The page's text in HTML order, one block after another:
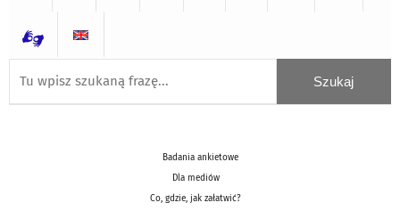
Badania ankietowe
Dla mediów
Co, gdzie, jak załatwić?